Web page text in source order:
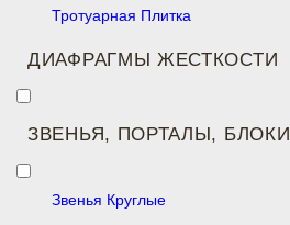
Тротуарная Плитка
ДИАФРАГМЫ ЖЕСТКОСТИ
ЗВЕНЬЯ, ПОРТАЛЫ, БЛОКИ
Звенья Круглые